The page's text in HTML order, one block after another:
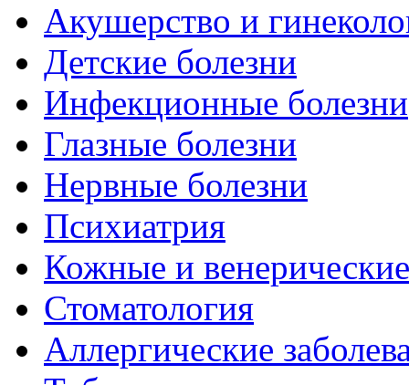
Акушерство и
Детские болезни
Инфекционные болезни
Глазные болезни
Нервные болезни
Психиатрия
Кожные и
Стоматология
Аллергические